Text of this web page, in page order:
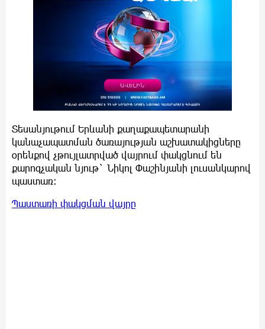
Տեսանյութում Երևանի քաղաքապետարանի
կանաչապատման ծառայության աշխատակիցները
օրենքով չթույլատրված վայրում փակցնում են
քարոզչական նյութ` Նիկոլ Փաշինյանի լուսանկարով
պաստառ:
Պաստառի փակցման վայրը